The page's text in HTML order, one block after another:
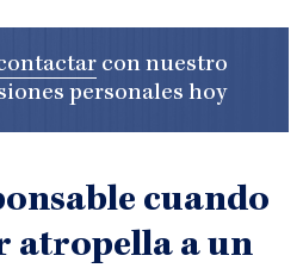
con nuestro
personales hoy
cuando
atropella a un